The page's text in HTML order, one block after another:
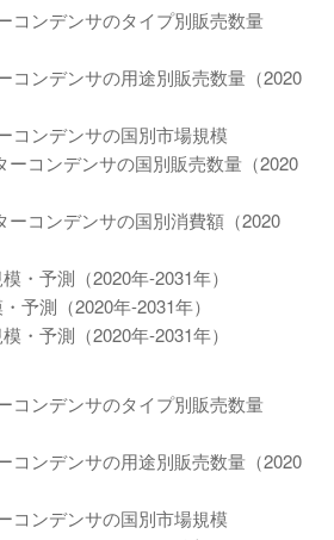
コンデンサのタイプ別販売数量
コンデンサの用途別販売数量（2020
コンデンサの国別市場規模
ーコンデンサの国別販売数量（2020
ーコンデンサの国別消費額（2020
・予測（2020年-2031年）
予測（2020年-2031年）
・予測（2020年-2031年）
コンデンサのタイプ別販売数量
コンデンサの用途別販売数量（2020
コンデンサの国別市場規模